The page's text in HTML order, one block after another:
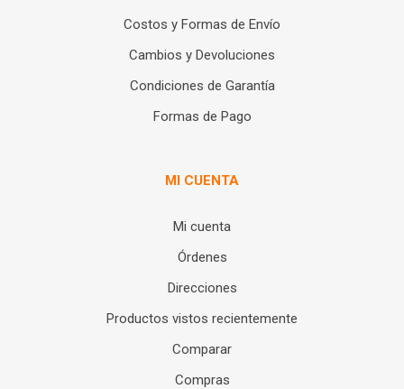
Costos y Formas de Envío
Cambios y Devoluciones
Condiciones de Garantía
Formas de Pago
MI CUENTA
Mi cuenta
Órdenes
Direcciones
Productos vistos recientemente
Comparar
Compras